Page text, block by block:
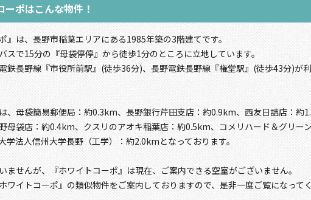
ーポはこんな物件！
』は、長野市稲葉エリアにある1985年築の3階建てです。
スで15分の『母袋停停』から徒歩1分のところに立地しています。
鉄長野線『市役所前駅』(徒歩36分)、長野電鉄長野線『権堂駅』(徒歩43分)が
、母袋簡易郵便局：約0.3km、長野銀行芹田支店：約0.9km、西友日詰店：約
母袋店：約0.4km、クスリのアオキ稲葉店：約0.5km、コメリハード＆グリー
学法人信州大学長野（工学）：約2.0kmとなっております。
ませんが、『ホワイトコーポ』は現在、ご案内できる空室がございません。
ワイトコーポ』の類似物件をご案内しておりますので、是非一度ご覧になって